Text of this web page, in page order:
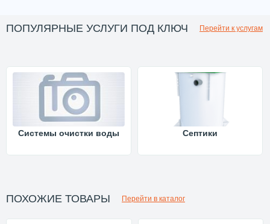
ПОПУЛЯРНЫЕ УСЛУГИ ПОД КЛЮЧ Перейти к услугам
Системы очистки воды Септики
ПОХОЖИЕ ТОВАРЫ Перейти в каталог